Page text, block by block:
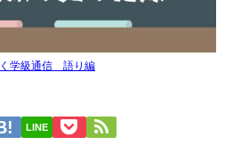
学級通信 語り編
LINE